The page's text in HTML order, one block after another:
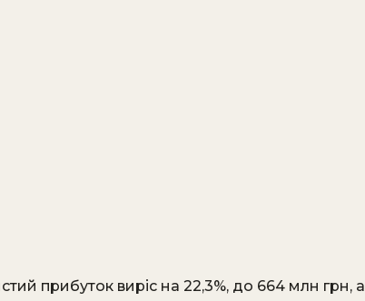
прибуток виріс на 22,3%, до 664 млн грн, а